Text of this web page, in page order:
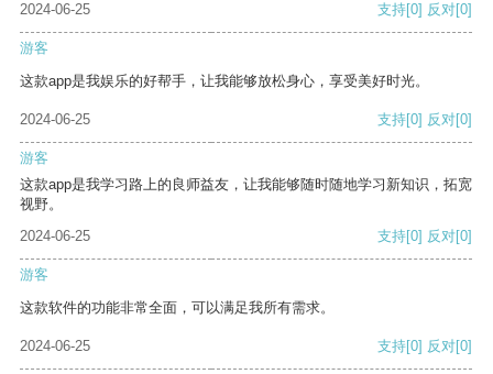
2024-06-25 支持[0] 反对[0]
游客
这款app是我娱乐的好帮手，让我能够放松身心，享受美好时光。
2024-06-25 支持[0] 反对[0]
游客
这款app是我学习路上的良师益友，让我能够随时随地学习新知识，拓宽
视野。
2024-06-25
支持[0] 反对[0]
游客
这款软件的功能非常全面，可以满足我所有需求。
2024-06-25 支持[0] 反对[0]